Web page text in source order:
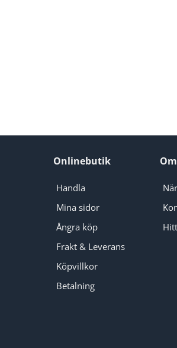
Onlinebutik
Handla
Mina sidor
Ångra köp
Frakt & Leverans
Köpvillkor
Betalning